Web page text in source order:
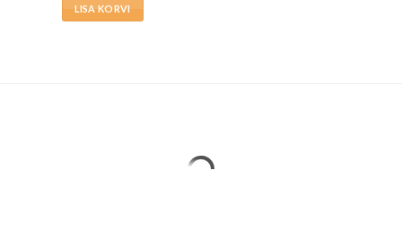
LISA KORVI